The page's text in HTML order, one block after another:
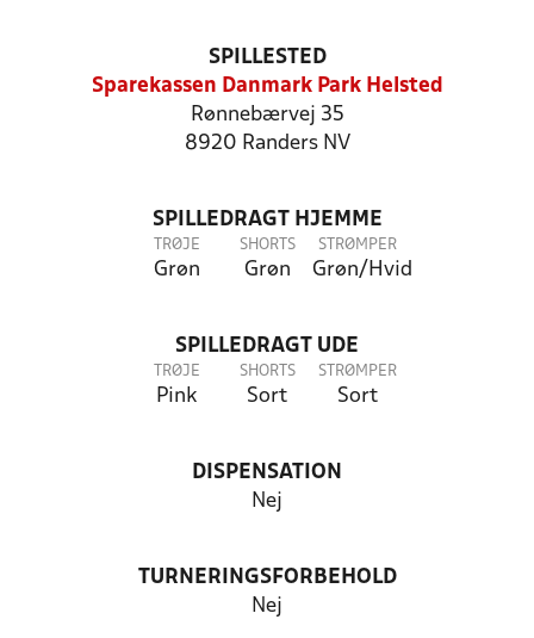
SPILLESTED
Sparekassen Danmark Park Helsted
Rønnebærvej 35
8920 Randers NV
SPILLEDRAGT HJEMME
TRØJE
Grøn
SHORTS
Grøn
STRØMPER
Grøn/Hvid
SPILLEDRAGT UDE
TRØJE
Pink
SHORTS
Sort
STRØMPER
Sort
DISPENSATION
Nej
TURNERINGSFORBEHOLD
Nej